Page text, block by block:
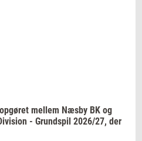
op­gø­ret mel­lem Næsby BK og
- Grund­spil 2026/27, der